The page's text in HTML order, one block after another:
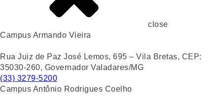
close
Campus Armando Vieira
Rua Juiz de Paz José Lemos, 695 – Vila Bretas, CEP:
35030-260, Governador Valadares/MG
(33) 3279-5200
Campus Antônio Rodrigues Coelho